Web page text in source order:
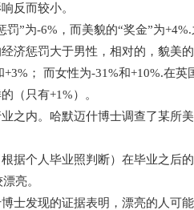
反而较小。
罚”为-6%，而美貌的“奖金”为
济惩罚大于男性，相对的，貌美
； 而女性为-31%和+10%.在
（只有+1%）。
之内。哈默迈什博士调查了某所
据个人毕业照判断）在毕业之后
亮。
士发现的证据表明，漂亮的人可